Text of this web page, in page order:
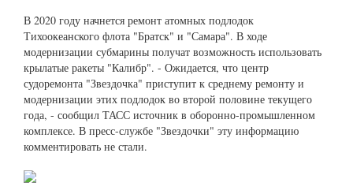
В 2020 году начнется ремонт атомных подлодок
Тихоокеанского флота "Братск" и "Самара". В ходе
модернизации субмарины получат возможность использовать
крылатые ракеты "Калибр". - Ожидается, что центр
судоремонта "Звездочка" приступит к среднему ремонту и
модернизации этих подлодок во второй половине текущего
года, - сообщил ТАСС источник в оборонно-промышленном
комплексе. В пресс-службе "Звездочки" эту информацию
комментировать не стали.